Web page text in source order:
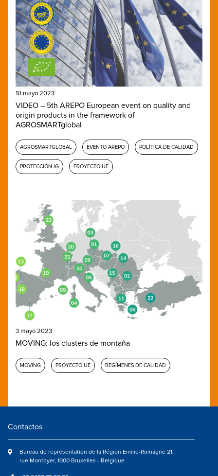
10 mayo 2023
VIDEO – 5th AREPO European event on quality and
origin products in the framework of
AGROSMARTglobal
AGROSMARTGLOBAL EVENTO AREPO POLÍTICA DE CALIDAD
PROTECCIÓN IG PROYECTO UE
3 mayo 2023
MOVING: los clusters de montaña
MOVING PROYECTO UE REGÍMENES DE CALIDAD
Contactos
Bureau de représentation de la Région Emilie-Romagne 21,
rue Montoyer, 1000 Bruxelles - Belgique